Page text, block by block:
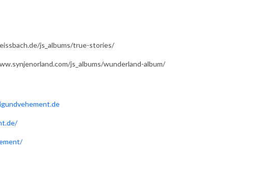
js_albums/true-stories/
js_albums/wunderland-album/